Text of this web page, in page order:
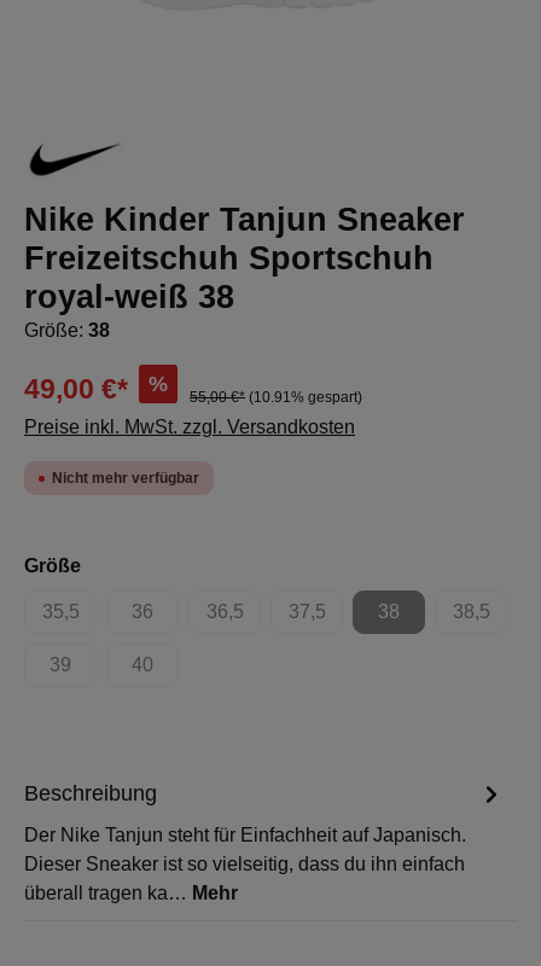
Nike Kinder Tanjun Sneaker
Freizeitschuh Sportschuh
royal-weiß 38
Größe: 38
49,00 €* %
55,00 €* (10.91% gespart)
Preise inkl. MwSt. zzgl. Versandkosten
Nicht mehr verfügbar
Größeauswählen
35,5
(Diese Option ist zurzeit nicht verfügbar.)
36
(Diese Option ist zurzeit nicht verfügbar.)
36,5
(Diese Option ist zurzeit nicht verfügbar.)
37,5
(Diese Option ist zurzeit nicht
38
(Diese Option ist
38,5
(Diese
39
(Diese Option ist zurzeit nicht verfügbar.)
40
(Diese Option ist zurzeit nicht verfügbar.)
Beschreibung
Der Nike Tanjun steht für Einfachheit auf Japanisch.
Dieser Sneaker ist so vielseitig, dass du ihn einfach
überall tragen ka… Mehr